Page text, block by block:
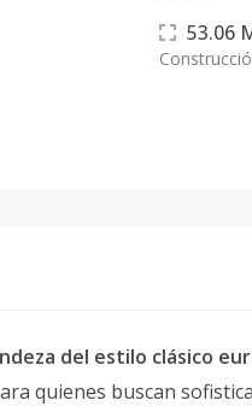
53.06
del estilo clásico
quienes buscan